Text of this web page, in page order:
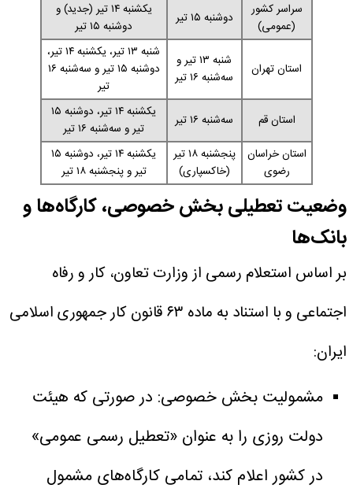
سراسر کشور
(عمومی)
دوشنبه ۱۵ تیر
یکشنبه ۱۴ تیر (جدید) و
دوشنبه ۱۵ تیر
استان تهران
شنبه ۱۳ تیر و
سه‌شنبه ۱۶ تیر
شنبه ۱۳ تیر، یکشنبه ۱۴ تیر،
دوشنبه ۱۵ تیر و سه‌شنبه ۱۶
تیر
استان قم
سه‌شنبه ۱۶ تیر
یکشنبه ۱۴ تیر، دوشنبه ۱۵
تیر و سه‌شنبه ۱۶ تیر
استان خراسان
رضوی
پنجشنبه ۱۸ تیر
(خاکسپاری)
یکشنبه ۱۴ تیر، دوشنبه ۱۵
تیر و پنجشنبه ۱۸ تیر
وضعیت تعطیلی بخش خصوصی، کارگاه‌ها و
بانک‌ها
بر اساس استعلام رسمی از وزارت تعاون، کار و رفاه
اجتماعی و با استناد به ماده ۶۳ قانون کار جمهوری اسلامی
ایران:
مشمولیت بخش خصوصی: در صورتی که هیئت
دولت روزی را به عنوان «تعطیل رسمی عمومی»
در کشور اعلام کند، تمامی کارگاه‌های مشمول